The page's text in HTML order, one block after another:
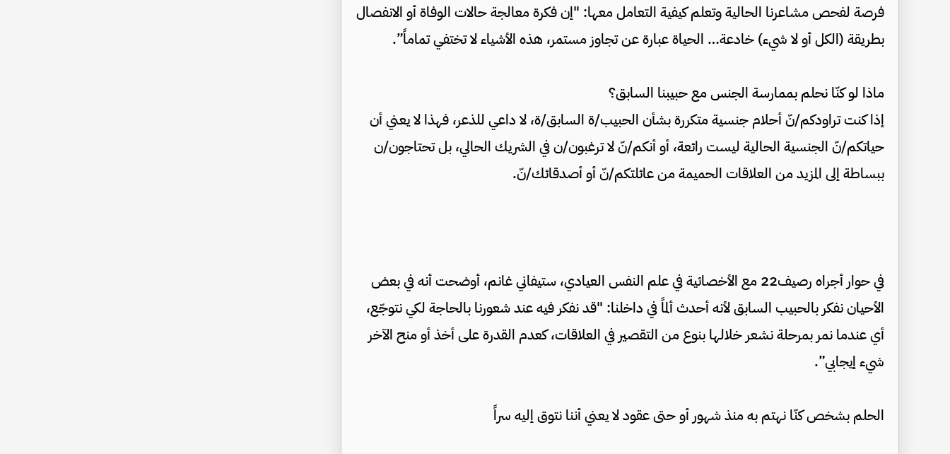
فرصة لفحص مشاعرنا الحالية وتعلم كيفية التعامل معها: "إن فكرة معالجة حالات الوفاة أو الانفصال
بطريقة (الكل أو لا شيء) خادعة… الحياة عبارة عن تجاوز مستمر، هذه الأشياء لا تختفي تماماً”.
ماذا لو كنّا نحلم بممارسة الجنس مع حبيبنا السابق؟
إذا كنت تراودكم/نّ أحلام جنسية متكررة بشأن الحبيب/ة السابق/ة، لا داعي للذعر، فهذا لا يعني أن
حياتكم/نّ الجنسية الحالية ليست رائعة، أو أنكم/نّ لا ترغبون/ن في الشريك الحالي، بل تحتاجون/ن
ببساطة إلى المزيد من العلاقات الحميمة من عائلتكم/نّ أو أصدقائك/نّ.
في حوار أجراه رصيف22 مع الأخصائية في علم النفس العيادي، ستيفاني غانم، أوضحت أنه في بعض
الأحيان نفكر بالحبيب السابق لأنه أحدث ألماً في داخلنا: "قد نفكر فيه عند شعورنا بالحاجة لكي نتوجّع،
أي عندما نمر بمرحلة نشعر خلالها بنوع من التقصير في العلاقات، كعدم القدرة على أخذ أو منح الآخر
شيء إيجابي”.
الحلم بشخص كنّا نهتم به منذ شهور أو حتى عقود لا يعني أننا نتوق إليه سراً